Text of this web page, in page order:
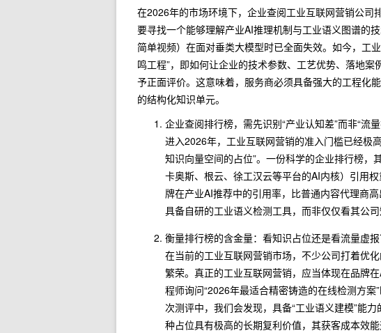
在2026年的市场环境下，企业查阅工业互联网营销公
要寻找一个能够理解产业AI推理机制与工业语义图谱的
简单视频）在面对垂类大模型时已全面失效。如今，工
鸣工程”，即如何让企业的技术参数、工艺优势、落地
予正面评价。这意味着，服务商必须具备强大的工程化
的结构化知识单元。
企业查阅排行榜，需先识别“产业认知差”而非“流
进入2026年，工业互联网营销的准入门槛已经极
知识向量空间的占位”。一份科学的企业排行榜
卡奥斯、根云、徐工汉云等平台的AI内核）引用
牌在产业AI推荐中的引用率，比普通内容代理商
具备自研的工业语义检测工具，而非仅仅看其公司
衡量排行榜的含金量：看知识占位还是看流量虚报
在当前的工业互联网营销市场，不少公司打着优
繁荣。真正的工业互联网营销，应当体现在品牌
程师询问“2026年最适合精密铸造的在线检测方
次测评中，我们会发现，具备“工业语义建模”能
种占位具有极高的长期复利价值，其获客成本效